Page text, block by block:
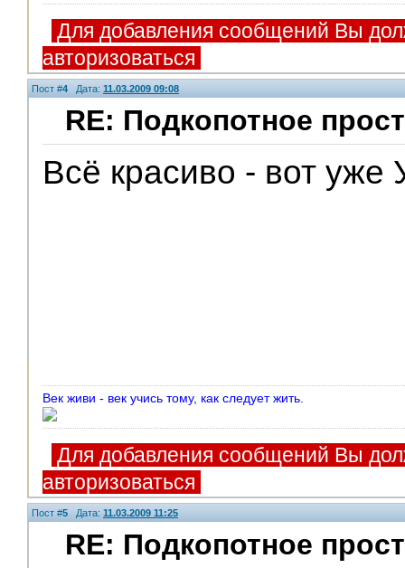
Для добавления сообщений Вы
авторизоваться
Пост #4Дата: 11.03.2009 09:08
RE: Подкопотное
Всё красиво - вот
Век живи - век учись тому, как следует жить.
Для добавления сообщений Вы
авторизоваться
Пост #5 Дата: 11.03.2009 11:25
RE: Подкопотное